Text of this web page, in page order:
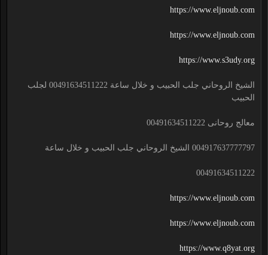
https://www.eljnoub.com
https://www.eljnoub.com
https://www.s3udy.org
الشيخ الروحاني جلب الحبيب و خلال ساعة 00491634511222 لجلب
الحبيب
معالج روحانى 00491634511222
004917637777797 الشيخ الروحاني جلب الحبيب و خلال ساعة
00491634511222
https://www.eljnoub.com
https://www.eljnoub.com
https://www.q8yat.org